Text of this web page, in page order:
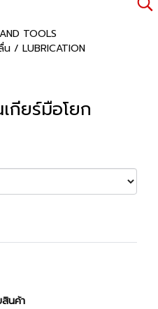
TOOLS
/ LUBRICATION
กียร์มือโยก
นค้า